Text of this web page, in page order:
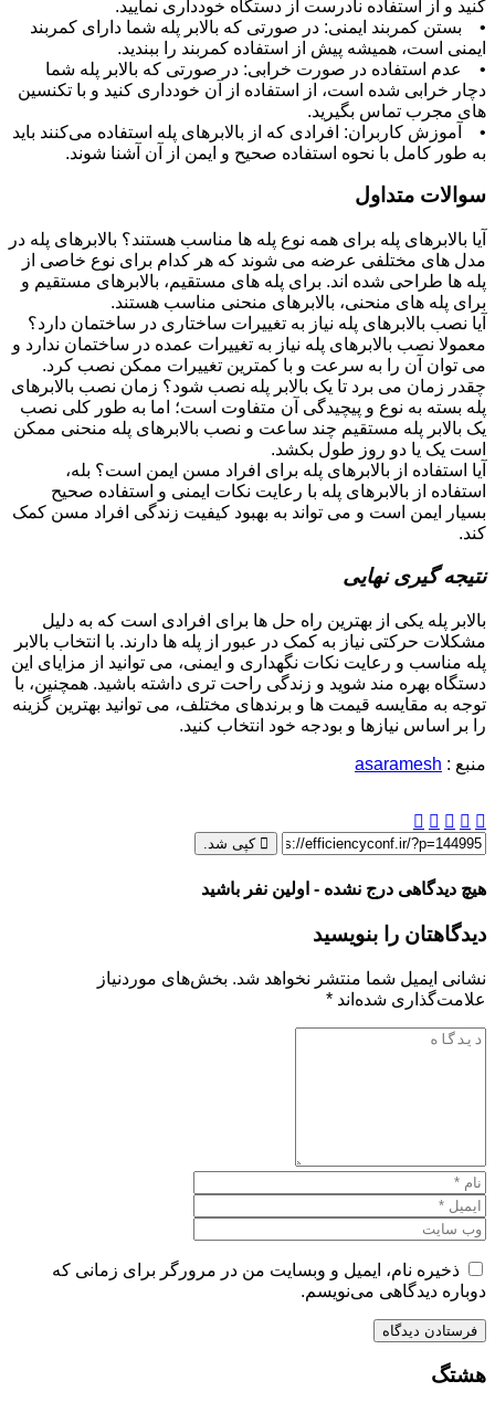
کنید و از استفاده نادرست از دستگاه خودداری نمایید.
• بستن کمربند ایمنی: در صورتی که بالابر پله شما دارای کمربند
ایمنی است، همیشه پیش از استفاده کمربند را ببندید.
• عدم استفاده در صورت خرابی: در صورتی که بالابر پله شما
دچار خرابی شده است، از استفاده از آن خودداری کنید و با تکنسین
‌های مجرب تماس بگیرید.
• آموزش کاربران: افرادی که از بالابرهای پله استفاده می‌کنند باید
به طور کامل با نحوه استفاده صحیح و ایمن از آن آشنا شوند.
سوالات متداول
آیا بالابرهای پله برای همه نوع پله ‌ها مناسب هستند؟ بالابرهای پله در
مدل‌ های مختلفی عرضه می‌ شوند که هر کدام برای نوع خاصی از
پله ‌ها طراحی شده ‌اند. برای پله‌ های مستقیم، بالابرهای مستقیم و
برای پله‌ های منحنی، بالابرهای منحنی مناسب هستند.
آیا نصب بالابرهای پله نیاز به تغییرات ساختاری در ساختمان دارد؟
معمولا نصب بالابرهای پله نیاز به تغییرات عمده در ساختمان ندارد و
می ‌توان آن را به سرعت و با کمترین تغییرات ممکن نصب کرد.
چقدر زمان می ‌برد تا یک بالابر پله نصب شود؟ زمان نصب بالابرهای
پله بسته به نوع و پیچیدگی آن متفاوت است؛ اما به طور کلی نصب
یک بالابر پله مستقیم چند ساعت و نصب بالابرهای پله منحنی ممکن
است یک یا دو روز طول بکشد.
آیا استفاده از بالابرهای پله برای افراد مسن ایمن است؟ بله،
استفاده از بالابرهای پله با رعایت نکات ایمنی و استفاده صحیح
بسیار ایمن است و می ‌تواند به بهبود کیفیت زندگی افراد مسن کمک
کند.
نتیجه ‌گیری نهایی
بالابر پله یکی از بهترین راه‌ حل ‌ها برای افرادی است که به دلیل
مشکلات حرکتی نیاز به کمک در عبور از پله ‌ها دارند. با انتخاب بالابر
پله مناسب و رعایت نکات نگهداری و ایمنی، می ‌توانید از مزایای این
دستگاه بهره ‌مند شوید و زندگی راحت ‌تری داشته باشید. همچنین، با
توجه به مقایسه قیمت‌ ها و برندهای مختلف، می‌ توانید بهترین گزینه
را بر اساس نیازها و بودجه خود انتخاب کنید.
منبع : asaramesh
کپی شد.
هیچ دیدگاهی درج نشده - اولین نفر باشید
دیدگاهتان را بنویسید
نشانی ایمیل شما منتشر نخواهد شد. بخش‌های موردنیاز
علامت‌گذاری شده‌اند *
ذخیره نام، ایمیل و وبسایت من در مرورگر برای زمانی که
دوباره دیدگاهی می‌نویسم.
هشتگ